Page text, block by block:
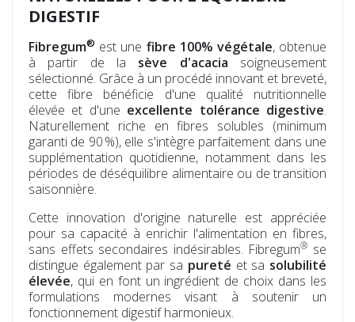
DIGESTIF
Fibregum® est une fibre 100% végétale, obtenue
à partir de la sève d'acacia soigneusement
sélectionné. Grâce à un procédé innovant et breveté,
cette fibre bénéficie d'une qualité nutritionnelle
élevée et d'une excellente tolérance digestive.
Naturellement riche en fibres solubles (minimum
garanti de 90 %), elle s'intègre parfaitement dans une
supplémentation quotidienne, notamment dans les
périodes de déséquilibre alimentaire ou de transition
saisonnière.
Cette innovation d'origine naturelle est appréciée
pour sa capacité à enrichir l'alimentation en fibres,
sans effets secondaires indésirables. Fibregum® se
distingue également par sa pureté et sa solubilité
élevée, qui en font un ingrédient de choix dans les
formulations modernes visant à soutenir un
fonctionnement digestif harmonieux.